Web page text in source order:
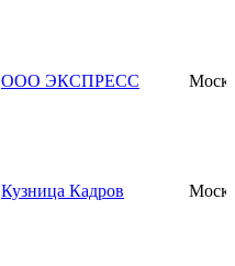
ООО ЭКСПРЕСС
Кузница Кадров